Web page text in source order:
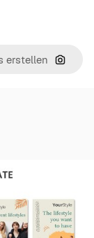
Nach